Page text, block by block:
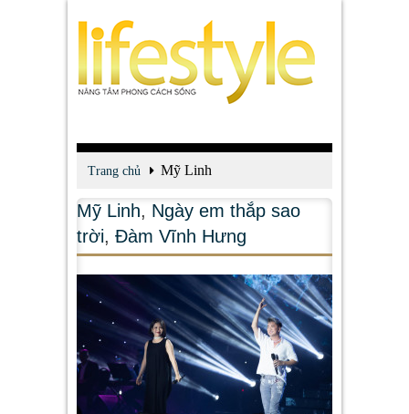
Trang chủ Mỹ Linh
Mỹ Linh, Ngày em thắp sao
trời, Đàm Vĩnh Hưng